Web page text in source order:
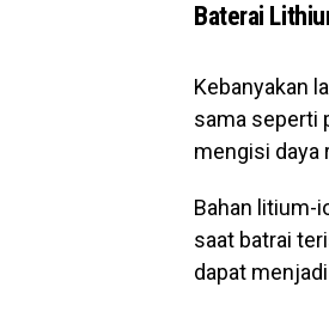
Baterai
Kebanyakan
sama seperti
mengisi daya
Bahan litium-
saat batrai
dapat